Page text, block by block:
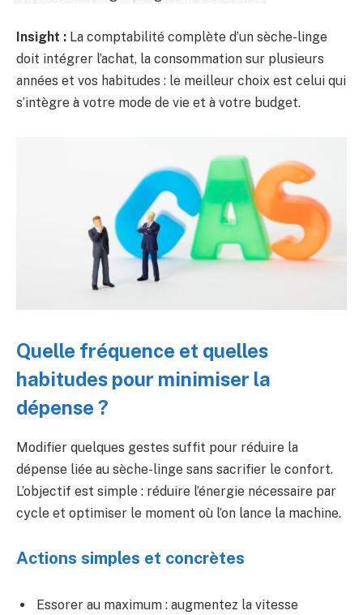
Insight : La comptabilité complète d’un sèche-linge
doit intégrer l’achat, la consommation sur plusieurs
années et vos habitudes : le meilleur choix est celui qui
s’intègre à votre mode de vie et à votre budget.
Quelle fréquence et quelles
habitudes pour minimiser la
dépense ?
Modifier quelques gestes suffit pour réduire la
dépense liée au sèche-linge sans sacrifier le confort.
L’objectif est simple : réduire l’énergie nécessaire par
cycle et optimiser le moment où l’on lance la machine.
Actions simples et concrètes
Essorer au maximum : augmentez la vitesse